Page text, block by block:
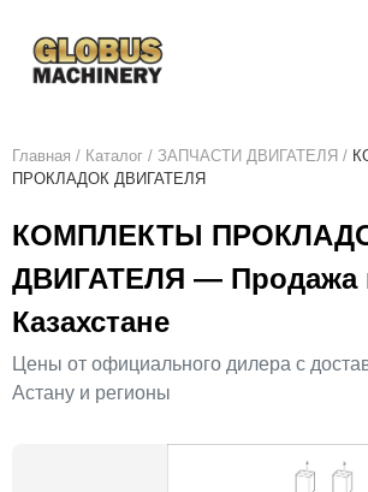
Главная / Каталог / ЗАПЧАСТИ ДВИГАТЕЛЯ /
ПРОКЛАДОК ДВИГАТЕЛЯ
КОМПЛЕКТЫ
ДВИГАТЕЛЯ — Продажа
Казахстане
Цены от официального дилера с
Астану и регионы